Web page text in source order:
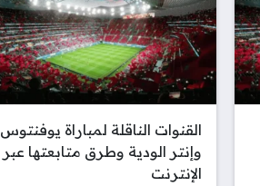
القنوات الناقلة لمباراة يوفنتوس
وإنتر الودية وطرق متابعتها عبر
الإنترنت